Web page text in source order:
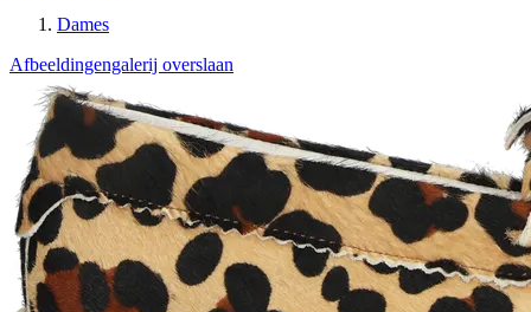
Dames
Afbeeldingengalerij overslaan